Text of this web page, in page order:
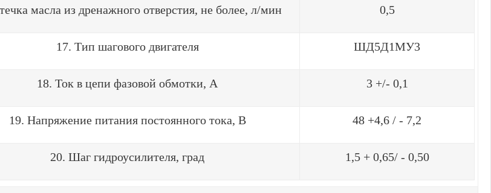
масла из дренажного отверстия, не более, л/мин 0,5
17. Тип шагового двигателя ШД5Д1МУ3
18. Ток в цепи фазовой обмотки, А 3 +/- 0,1
19. Напряжение питания постоянного тока, В 48 +4,6 / - 7,2
20. Шаг гидроусилителя, град 1,5 + 0,65/ - 0,50